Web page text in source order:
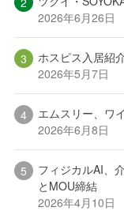
2026年6月26日
ホスピス入居紹
2026年5月7日
エムスリー、ワ
2026年6月8日
フィジカルAI、
とMOU締結
2026年4月10日